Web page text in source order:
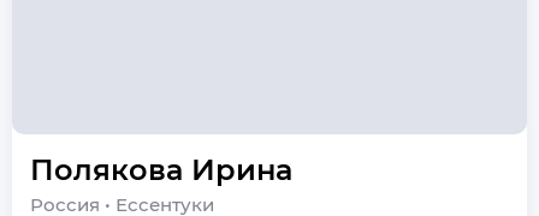
Полякова Ирина
Россия • Ессентуки